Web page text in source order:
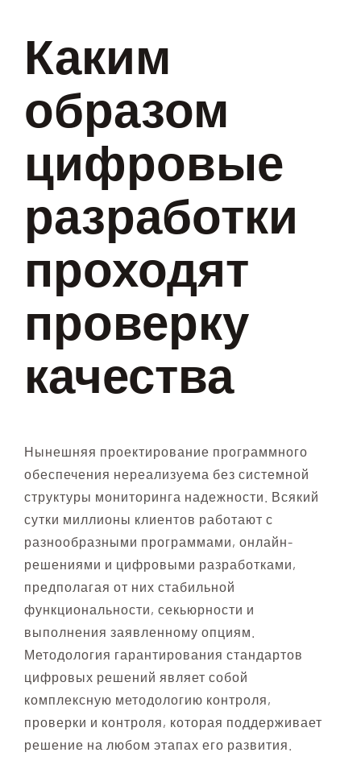
Каким
образом
цифровые
разработки
проходят
проверку
качества
Нынешняя проектирование программного
обеспечения нереализуема без системной
структуры мониторинга надежности. Всякий
сутки миллионы клиентов работают с
разнообразными программами, онлайн-
решениями и цифровыми разработками,
предполагая от них стабильной
функциональности, секьюрности и
выполнения заявленному опциям.
Методология гарантирования стандартов
цифровых решений являет собой
комплексную методологию контроля,
проверки и контроля, которая поддерживает
решение на любом этапах его развития.